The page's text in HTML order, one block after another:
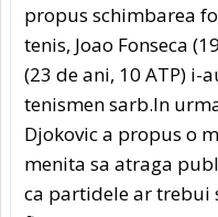
propus schimbarea
tenis, Joao Fonseca
(23 de ani, 10 ATP)
tenismen sarb.In
Djokovic a propus o
menita sa atraga
ca partidele ar trebui